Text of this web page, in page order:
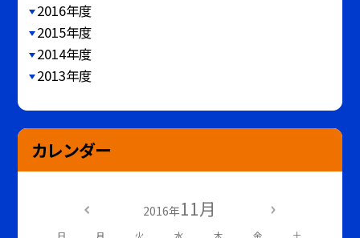
2016年度
2015年度
2014年度
2013年度
カレンダー
2016年11月
日 月 火 水 木 金 土